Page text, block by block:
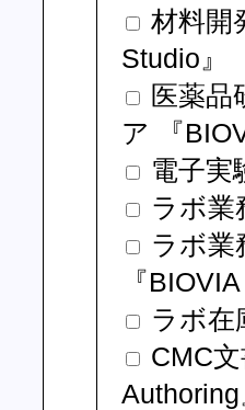
材料開
Studio』
医薬
ア 『
電子実
ラボ業
ラボ業
『
ラボ在
CMC
Authoring